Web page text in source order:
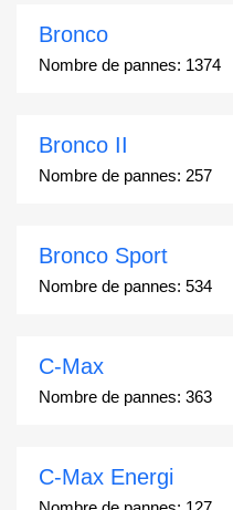
Bronco
Nombre de pannes: 1374
Bronco II
Nombre de pannes: 257
Bronco Sport
Nombre de pannes: 534
C-Max
Nombre de pannes: 363
C-Max Energi